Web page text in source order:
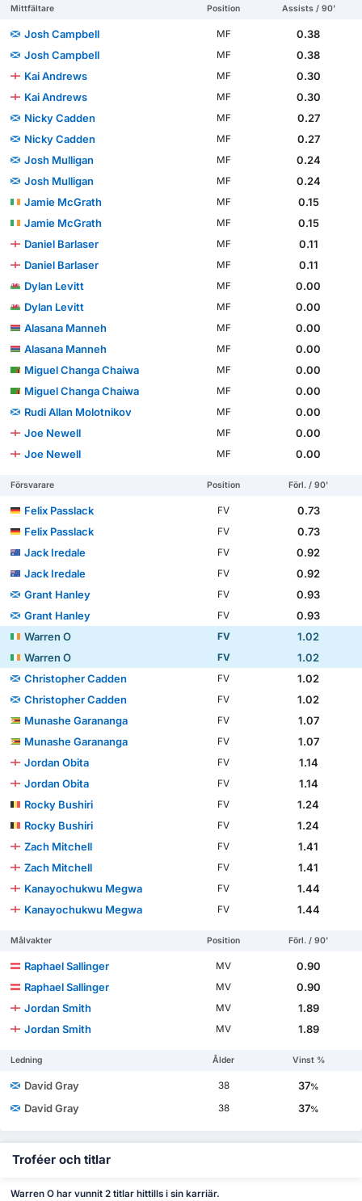
Mittfältare Position Assists / 90'
Josh Campbell MF
0.38
Josh Campbell
MF
0.38
Kai Andrews
MF
0.30
Kai Andrews
MF
0.30
Nicky Cadden
MF
0.27
Nicky Cadden
MF
0.27
Josh Mulligan
MF
0.24
Josh Mulligan
MF
0.24
Jamie McGrath
MF
0.15
Jamie McGrath
MF
0.15
Daniel Barlaser
MF
0.11
Daniel Barlaser
MF
0.11
Dylan Levitt
MF
0.00
Dylan Levitt
MF
0.00
Alasana Manneh
MF
0.00
Alasana Manneh
MF
0.00
Miguel Changa Chaiwa
MF
0.00
Miguel Changa Chaiwa
MF
0.00
Rudi Allan Molotnikov
MF
0.00
Joe Newell
MF
0.00
Joe Newell
MF 0.00
Försvarare Position Förl. / 90'
Felix Passlack FV
0.73
Felix Passlack
FV
0.73
Jack Iredale
FV
0.92
Jack Iredale
FV
0.92
Grant Hanley
FV
0.93
Grant Hanley
FV
0.93
Warren O
FV
1.02
Warren O
FV
1.02
Christopher Cadden
FV
1.02
Christopher Cadden
FV
1.02
Munashe Garananga
FV
1.07
Munashe Garananga
FV
1.07
Jordan Obita
FV
1.14
Jordan Obita
FV
1.14
Rocky Bushiri
FV
1.24
Rocky Bushiri
FV
1.24
Zach Mitchell
FV
1.41
Zach Mitchell
FV
1.41
Kanayochukwu Megwa
FV
1.44
Kanayochukwu Megwa
FV 1.44
Målvakter Position Förl. / 90'
Raphael Sallinger MV
0.90
Raphael Sallinger
MV
0.90
Jordan Smith
MV
1.89
Jordan Smith
MV 1.89
Ledning Ålder Vinst %
David Gray 38 37%
David Gray 38 37%
Troféer och titlar
Warren O har vunnit 2 titlar hittills i sin karriär.